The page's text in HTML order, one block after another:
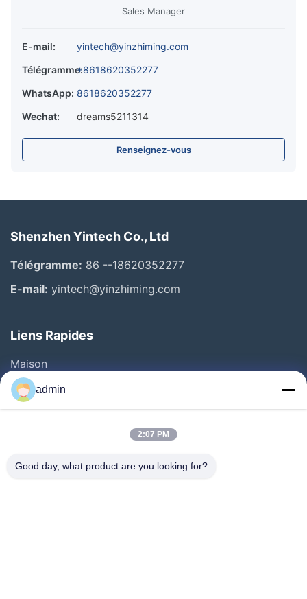
Sales Manager
E-mail:
yintech@yinzhiming.com
Télégramme:+8618620352277
WhatsApp: 8618620352277
Wechat:
dreams5211314
Renseignez-vous
Shenzhen Yintech Co., Ltd
Télégramme: 86 --18620352277
E-mail: yintech@yinzhiming.com
Liens Rapides
Maison
Produits
Vidéos
Visite D'usine
admin
2:07 PM
Good day, what product are you looking for?